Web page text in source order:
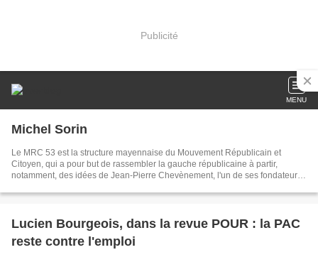
Publicité
MENU
Michel Sorin
Le MRC 53 est la structure mayennaise du Mouvement Républicain et
Citoyen, qui a pour but de rassembler la gauche républicaine à partir,
notamment, des idées de Jean-Pierre Chevènement, l'un de ses fondateurs,
Mouvement des Citoyens (MDC) après les élections de 2002. En 2022, le
quatre autres organisations politiques.
Lucien Bourgeois, dans la revue POUR : la PAC
reste contre l'emploi